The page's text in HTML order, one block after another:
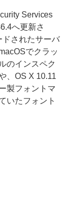
Services
へ更新さ
されたサーバ
でクラッ
のインスペク
、OS X 10.11
製フォントマ
いたフォント